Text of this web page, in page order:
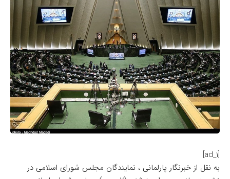
[ad_1]
به نقل از خبرنگار پارلمانی ، نمایندگان مجلس شورای اسلامی در